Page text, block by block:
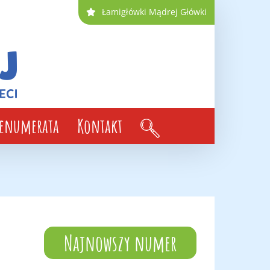
Łamigłówki Mądrej Główki
Kontakt
Najnowszy numer